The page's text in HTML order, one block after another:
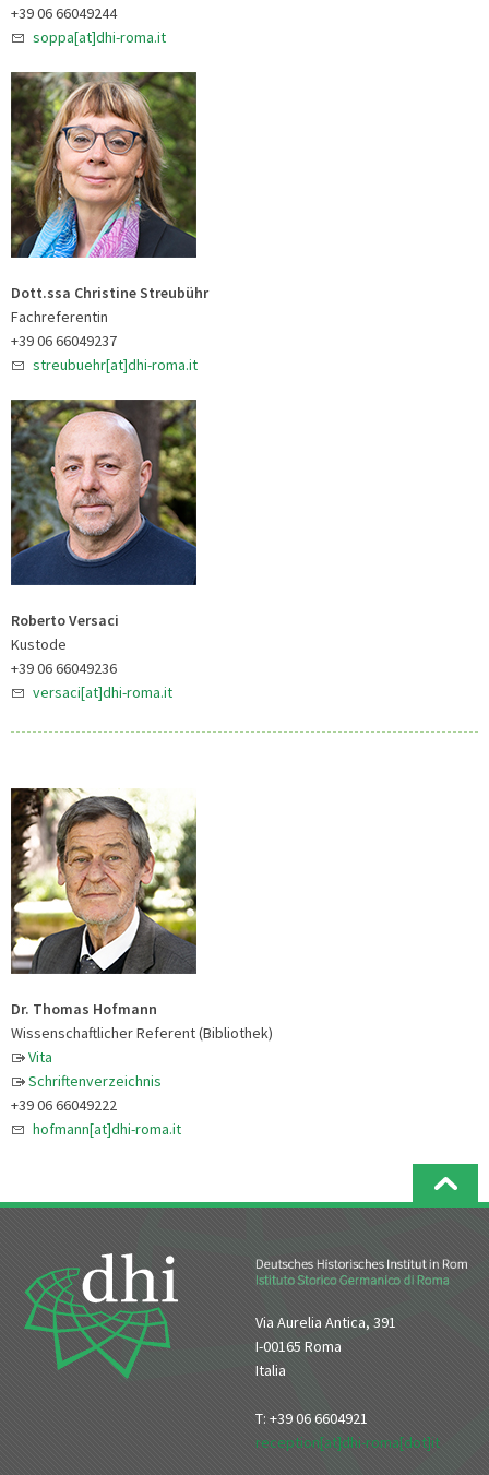
+39 06 66049244
soppa[at]dhi-roma.it
Dott.ssa Christine Streubühr
Fachreferentin
+39 06 66049237
streubuehr[at]dhi-roma.it
Roberto Versaci
Kustode
+39 06 66049236
versaci[at]dhi-roma.it
Dr. Thomas Hofmann
Wissenschaftlicher Referent (Bibliothek)
Vita
Schriftenverzeichnis
+39 06 66049222
hofmann[at]dhi-roma.it
Via Aurelia Antica, 391
I-00165 Roma
Italia
T: +39 06 6604921
reception[at]dhi-roma[dot]it